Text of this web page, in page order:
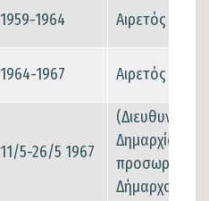
1959-1964 Αιρετός
1964-1967 Αιρετός
11/5-26/5 1967
(Διευθυντής
Δημαρχίας και
προσωρινός
Δήμαρχος)